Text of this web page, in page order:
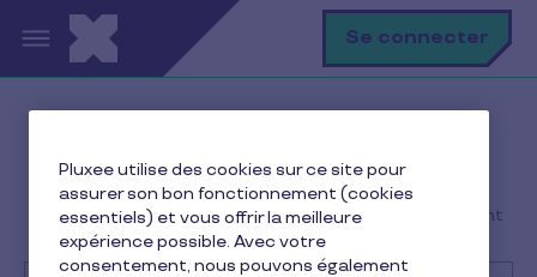
Aller au contenu principal Se connecter
Premiers pas
La Carte Pluxee Restaurant est-elle un titre-restaurant
Pluxee utilise des cookies sur ce site pour
assurer son bon fonctionnement (cookies
essentiels) et vous offrir la meilleure
expérience possible. Avec votre
consentement, nous pouvons également